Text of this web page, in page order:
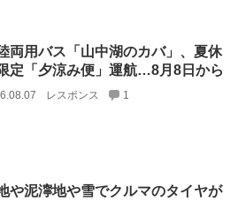
両用バス「山中湖のカバ」、夏休
定「夕涼み便」運航…8月8日から
レスポンス 1
や泥濘地や雪でクルマのタイヤが